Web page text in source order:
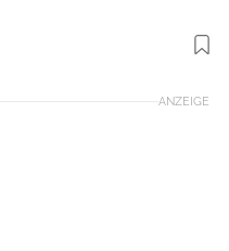
Foto: Lidl Deutschland
ANZEIGE